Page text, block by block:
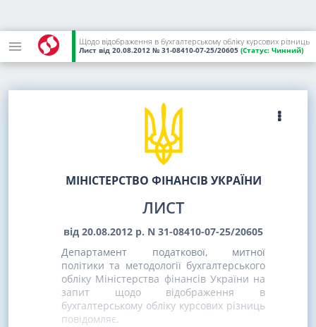
Щодо відображення в бухгалтерському обліку курсових різниць
Лист від 20.08.2012 № 31-08410-07-25/20605 (Статус: Чинний)
МІНІСТЕРСТВО ФІНАНСІВ УКРАЇНИ
ЛИСТ
від 20.08.2012 р. N 31-08410-07-25/20605
Департамент податкової, митної
політики та методології бухгалтерського
обліку Міністерства фінансів України на
запит щодо відображення в
бухгалтерському обліку курсових різниць
повідомляє.